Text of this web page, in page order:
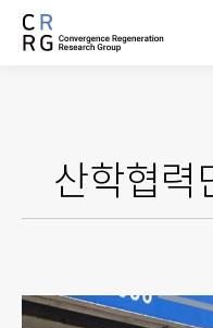
산학협력